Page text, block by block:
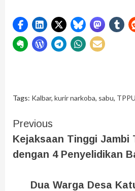
Tags: Kalbar, kurir narkoba, sabu, TPPU
Previous
Kejaksaan Tinggi Jambi
dengan 4 Penyelidikan
Dua Warga Desa